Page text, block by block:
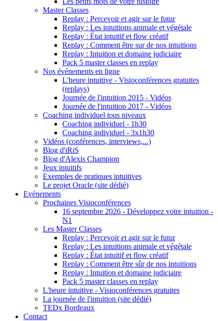
Master Classes
Replay : Percevoir et agir sur le futur
Replay : Les intuitions animale et végétale
Replay : État intuitif et flow créatif
Replay : Comment être sur de nos intuitions
Replay : Intuition et domaine judiciaire
Pack 5 master classes en replay
Nos événements en ligne
L'heure intuitive - Visioconférences gratuites
(replays)
Journée de l'intuition 2015 - Vidéos
Journée de l'intuition 2017 - Vidéos
Coaching individuel tous niveaux
Coaching individuel - 1h30
Coaching individuel - 3x1h30
Vidéos (conférences, interviews,...)
Blog d'iRiS
Blog d'Alexis Champion
Jeux intuitifs
Exemples de pratiques intuitives
Le projet Oracle (site dédié)
Evénements
Prochaines Visioconférences
16 septembre 2026 - Développez votre intuition -
N1
Les Master Classes
Replay : Percevoir et agir sur le futur
Replay : Les intuitions animale et végétale
Replay : État intuitif et flow créatif
Replay : Comment être sûr de nos intuitions
Replay : Intuition et domaine judiciaire
Pack 5 master classes en replay
L'heure intuitive - Visioconférences gratuites
La journée de l'intuition (site dédié)
TEDx Bordeaux
Contact